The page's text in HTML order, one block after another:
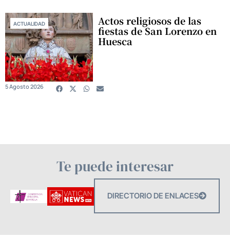
ACTUALIDAD Actos religiosos de las
fiestas de San Lorenzo en
Huesca
5 Agosto 2026
Te puede interesar
DIRECTORIO DE ENLACES